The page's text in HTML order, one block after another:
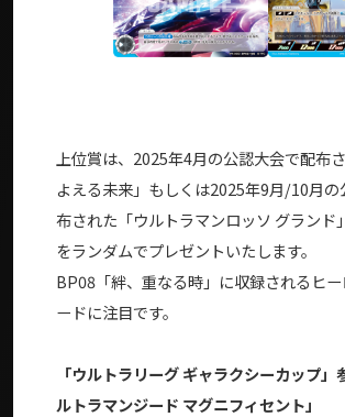
上位賞は、2025年4月の公認大会で配布
よえる未来」もしくは2025年9月/10月の
布された「ウルトラマンロッソ グランド
をランダムでプレゼントいたします。
BP08「絆、重なる時」に収録されるヒ
ードに注目です。
「ウルトラリーグ ギャラクシーカップ」
ルトラマンジード マグニフィセント」